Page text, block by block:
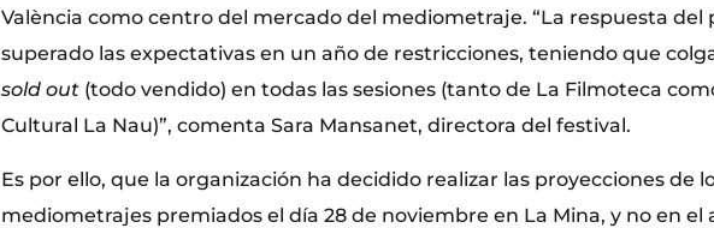
València como centro del mercado del mediometraje. “La respuesta del
superado las expectativas en un año de restricciones, teniendo que
sold out (todo vendido) en todas las sesiones (tanto de La Filmoteca
Cultural La Nau)”, comenta Sara Mansanet, directora del festival.
Es por ello, que la organización ha decidido realizar las proyecciones de
mediometrajes premiados el día 28 de noviembre en La Mina, y no en el